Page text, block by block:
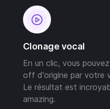
Clonage vocal
En un clic, vous
off d'origine par votre
Le résultat est
amazing.